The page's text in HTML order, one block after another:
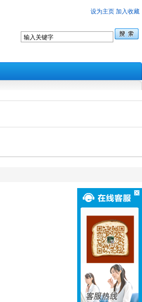
设为主页 加入收藏